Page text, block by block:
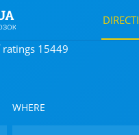
15449
WHERE